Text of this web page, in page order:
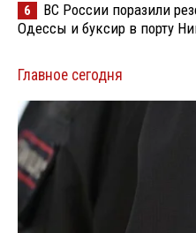
6
ВС России поразили
Одессы и буксир в порту
Главное сегодня